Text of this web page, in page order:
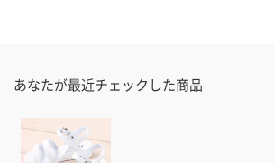
あなたが最近チェックした商品